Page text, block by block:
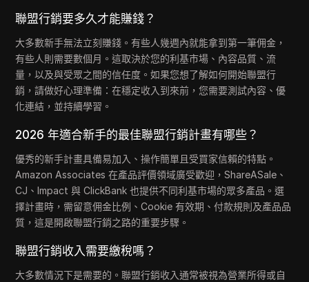
聯盟行銷要多久才能賺錢？
大多數新手無法立刻賺錢。有些人幾週內就能拿到第一筆佣金，
有些人則需要數個月。這取決於您的利基市場、內容品質、流
量，以及與受眾之間的信任度。如果您想了解如何開始聯盟行
銷，請做好心理準備：在穩定收入到來前，您需要測試內容、優
化連結，並持續學習。
2026 年適合新手的最佳聯盟行銷計畫有哪些？
優秀的新手計畫具備易加入、操作簡單且受買家信賴的特點。
Amazon Associates 在產品評價領域廣受歡迎，ShareASale、
CJ、Impact 與 ClickBank 也提供不同利基市場的眾多產品。選
擇計畫時，需留意佣金比例、Cookie 有效期、付款規則及產品品
質，這是開啟聯盟行銷之路的重要步驟。
聯盟行銷收入需要繳稅嗎？
大多數情況下是需要的。聯盟行銷收入通常被視為營業所得或自